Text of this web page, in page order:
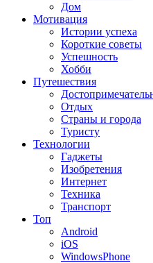
Дом
Мотивация
Истории успеха
Короткие советы
Успешность
Хобби
Путешествия
Отдых
Страны и города
Туристу
Технологии
Гаджеты
Изобретения
Интернет
Техника
Транспорт
Топ
Android
iOS
WindowsPhone